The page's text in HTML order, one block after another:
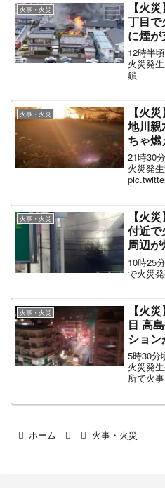
火事・火災
【火
丁目で
に煙が
12時半
火災発
鎖
火事・火災
【火
地川親
ちゃ
#藤沢
21時30
火災発
だ神...
火事・火災
【火
付近で
周辺
10時25
で火災
火事・火災
【火
目 高
ショ
1月16
5時30
火災発
所で火
ホーム 火事・火災